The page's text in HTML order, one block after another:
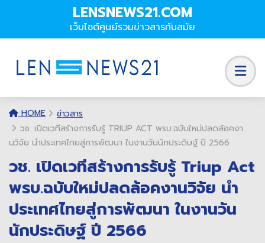
LENSNEWS21.COM
เว็บไซต์ศูนย์รวมข่าวสารทันสมัย
HOME
ข่าวสาร
วช. เปิดเวทีสร้างการรับรู้ TRIUP ACT พรบ.ฉบับใหม่ปลดล้อคงา
นวิจัย นำประเทศไทยสู่การพัฒนา ในงานวันนักประดิษฐ์ ปี 2566
วช. เปิดเวทีสร้างการรับรู้ Triup Act
พรบ.ฉบับใหม่ปลดล้อคงานวิจัย นำ
ประเทศไทยสู่การพัฒนา ในงานวัน
นักประดิษฐ์ ปี 2566